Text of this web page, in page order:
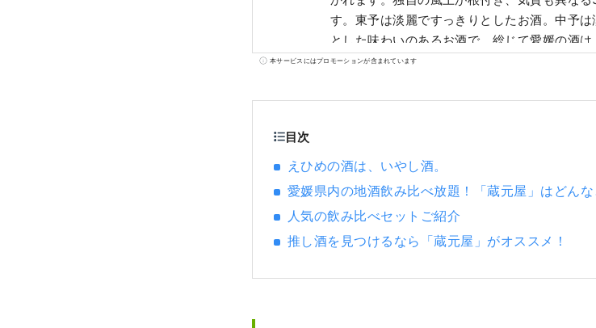
す。東予は淡麗ですっきりとしたお酒。中予は
とした味わいのあるお酒で、総じて愛媛の酒
文化に合うよう、旨みがあり、なめらかさを感
安らぎを感じる「いやしのお酒」であると評判
本サービスにはプロモーションが含まれています
目次
えひめの酒は、いやし酒。
愛媛県内の地酒飲み比べ放題！「蔵元屋」はどんな
人気の飲み比べセットご紹介
推し酒を見つけるなら「蔵元屋」がオススメ！